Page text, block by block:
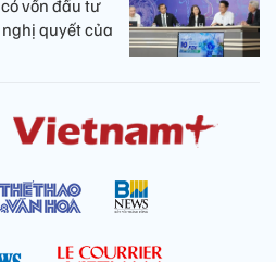
vốn đầu tư
quyết của